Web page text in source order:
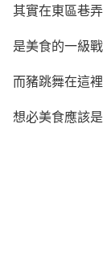
其實在東區巷
是美食的一級戰
而豬跳舞在這
想必美食應該